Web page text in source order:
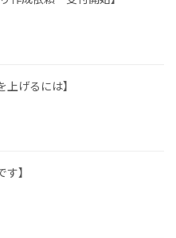
上げるには】
】